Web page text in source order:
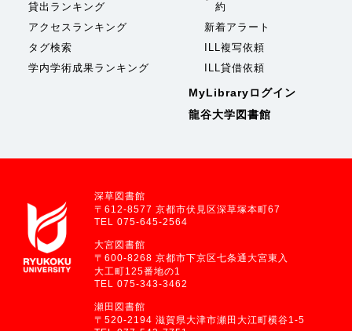
貸出ランキング
アクセスランキング
タグ検索
学内学術成果ランキング
約
新着アラート
ILL複写依頼
ILL貸借依頼
MyLibraryログイン
龍谷大学図書館
深草図書館
〒612-8577 京都市伏見区深草塚本町67
TEL 075-645-2564
大宮図書館
〒600-8268 京都市下京区七条通大宮東入
大工町125番地の1
TEL 075-343-3462
瀬田図書館
〒520-2194 滋賀県大津市瀬田大江町横谷1-5